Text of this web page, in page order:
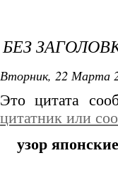
БЕЗ
Вторник, 22 Марта
Это цитата
цитатник или
узор